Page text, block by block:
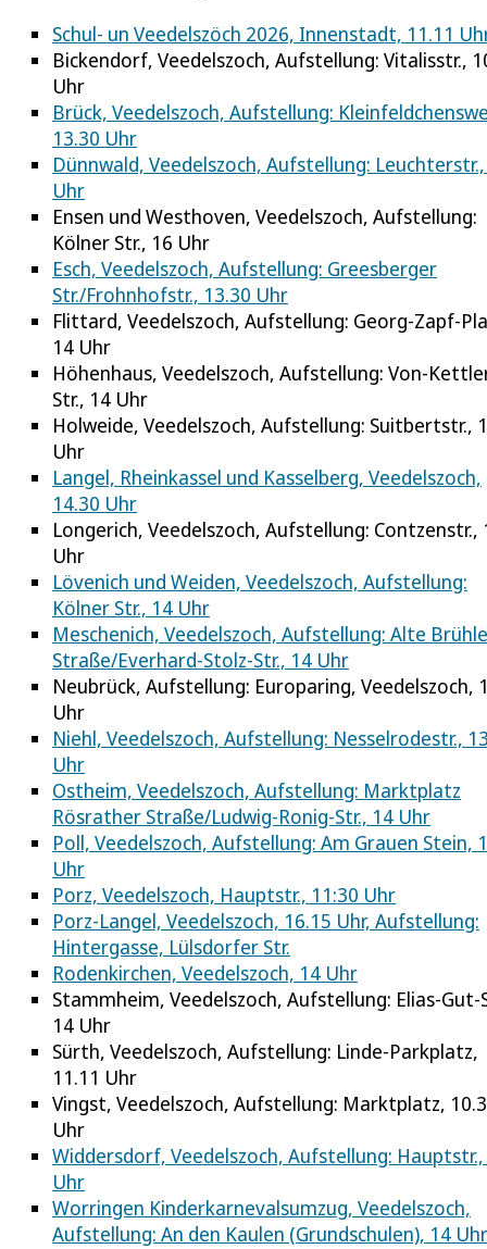
Schul- un Veedelszöch 2026, Innenstadt, 11.11
Bickendorf, Veedelszoch, Aufstellung: Vitalisstr.,
Uhr
Brück, Veedelszoch, Aufstellung:
13.30 Uhr
Dünnwald, Veedelszoch, Aufstellung:
Uhr
Ensen und Westhoven, Veedelszoch, Aufstellung:
Kölner Str., 16 Uhr
Esch, Veedelszoch, Aufstellung: Greesberger
Str./Frohnhofstr., 13.30 Uhr
Flittard, Veedelszoch, Aufstellung: Georg-Zapf-
14 Uhr
Höhenhaus, Veedelszoch, Aufstellung: Von-
Str., 14 Uhr
Holweide, Veedelszoch, Aufstellung: Suitbertstr.,
Uhr
Langel, Rheinkassel und Kasselberg, Veedelszoch,
14.30 Uhr
Longerich, Veedelszoch, Aufstellung: Contzenstr.,
Uhr
Lövenich und Weiden, Veedelszoch, Aufstellung:
Kölner Str., 14 Uhr
Meschenich, Veedelszoch, Aufstellung: Alte
Straße/Everhard-Stolz-Str., 14 Uhr
Neubrück, Aufstellung: Europaring, Veedelszoch,
Uhr
Niehl, Veedelszoch, Aufstellung: Nesselrodestr.,
Uhr
Ostheim, Veedelszoch, Aufstellung: Marktplatz
Rösrather Straße/Ludwig-Ronig-Str., 14 Uhr
Poll, Veedelszoch, Aufstellung: Am Grauen Stein,
Uhr
Porz, Veedelszoch, Hauptstr., 11:30 Uhr
Porz-Langel, Veedelszoch, 16.15 Uhr, Aufstellung:
Hintergasse, Lülsdorfer Str.
Rodenkirchen, Veedelszoch, 14 Uhr
Stammheim, Veedelszoch, Aufstellung: Elias-Gut-
14 Uhr
Sürth, Veedelszoch, Aufstellung: Linde-Parkplatz,
11.11 Uhr
Vingst, Veedelszoch, Aufstellung: Marktplatz,
Uhr
Widdersdorf, Veedelszoch, Aufstellung:
Uhr
Worringen Kinderkarnevalsumzug, Veedelszoch,
Aufstellung: An den Kaulen (Grundschulen), 14 Uhr